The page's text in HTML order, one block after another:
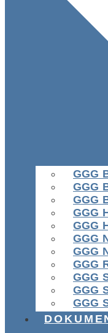
GGG
GGG
GGG
GGG
GGG
GGG
GGG
GGG
GGG
GGG
GGG